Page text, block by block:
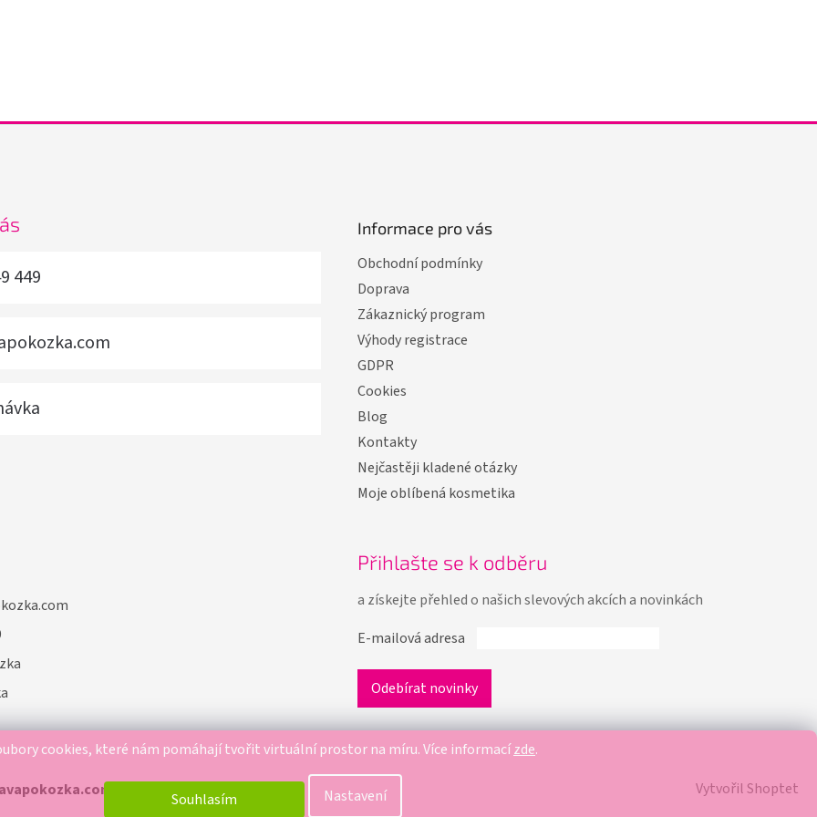
cookies, které nám pomáhají tvořit virtuální prostor na míru.Více informacízde.
Nastavení
Souhlasím
449
Informace pro vás
Obchodní podmínky
Doprava
Zákaznický program
Výhody registrace
GDPR
Cookies
Blog
Kontakty
Nejčastěji kladené otázky
Moje oblíbená kosmetika
Přihlašte se k odběru
a získejte přehled o našich slevových akcích a novinkách
E-mailová adresa
Vytvořil Shoptet
. Všechna práva vyhrazena.